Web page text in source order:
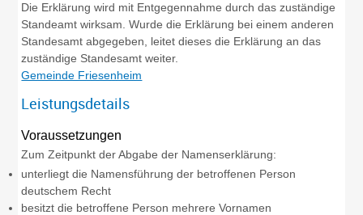
Die Erklärung wird mit Entgegennahme durch das zuständige
Standeamt wirksam. Wurde die Erklärung bei einem anderen
Standesamt abgegeben, leitet dieses die Erklärung an das
zuständige Standesamt weiter.
Gemeinde Friesenheim
Leistungsdetails
Voraussetzungen
Zum Zeitpunkt der Abgabe der Namenserklärung:
unterliegt die Namensführung der betroffenen Person
deutschem Recht
besitzt die betroffene Person mehrere Vornamen